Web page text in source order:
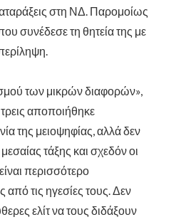
στη ΝΔ. Παρομοίως
συνέδεσε τη θητεία της με
των μικρών διαφορών»,
αποποιήθηκε
της μειοψηφίας, αλλά δεν
τάξης και σχεδόν οι
περισσότερο
από τις ηγεσίες τους. Δεν
ελίτ να τους διδάξουν